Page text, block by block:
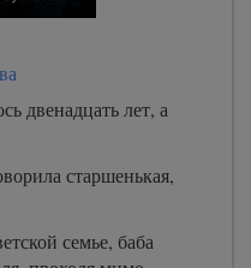
двенадцать лет, а
старшенькая,
семье, баба